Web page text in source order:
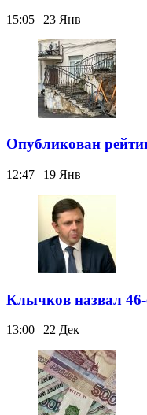
15:05 | 23 Янв
Опубликован
12:47 | 19 Янв
Клычков назвал
13:00 | 22 Дек